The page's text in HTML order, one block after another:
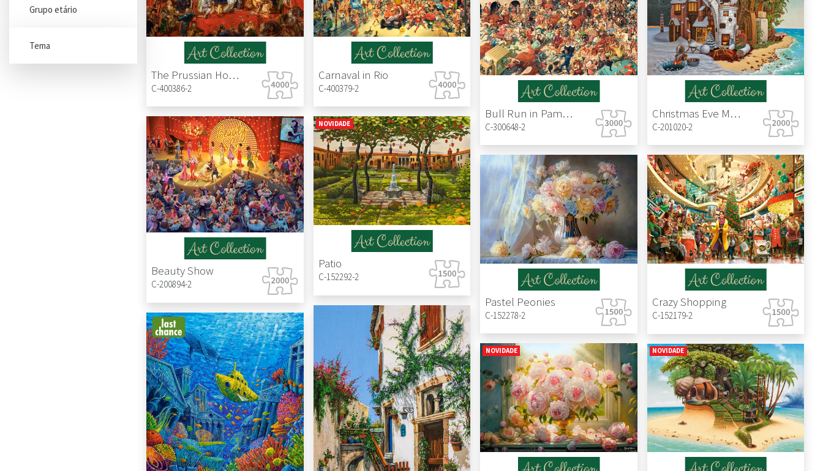
Grupo etário
Tema
The Prussian Homage, Jan Matejko
C-400386-2
Carnaval in Rio
C-400379-2
Bull Run in Pampeluna
C-300648-2
Christmas Eve Madeira
C-201020-2
Beauty Show
C-200894-2
NOVIDADE
Patio
C-152292-2
Pastel Peonies
C-152278-2
Crazy Shopping
C-152179-2
NOVIDADE NOVIDADE